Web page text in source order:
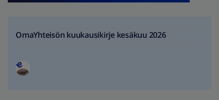
OmaYhteisön kuukausikirje kesäkuu 2026